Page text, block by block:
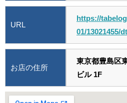
URL
https://
01/13021455/
お店の住所
東京都豊島区
ビル 1F